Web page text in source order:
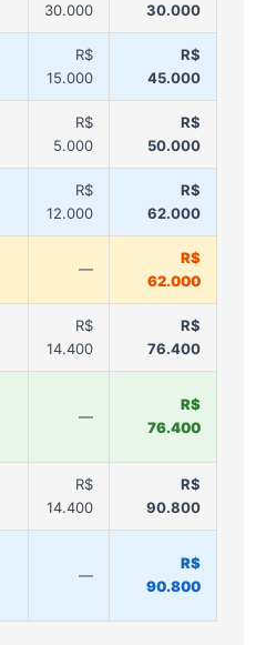
30.000
30.000
R$
15.000
R$
45.000
R$
5.000
R$
50.000
R$
12.000
R$
62.000
—
R$
62.000
R$
14.400
R$
76.400
—
R$
76.400
R$
14.400
R$
90.800
—
R$
90.800